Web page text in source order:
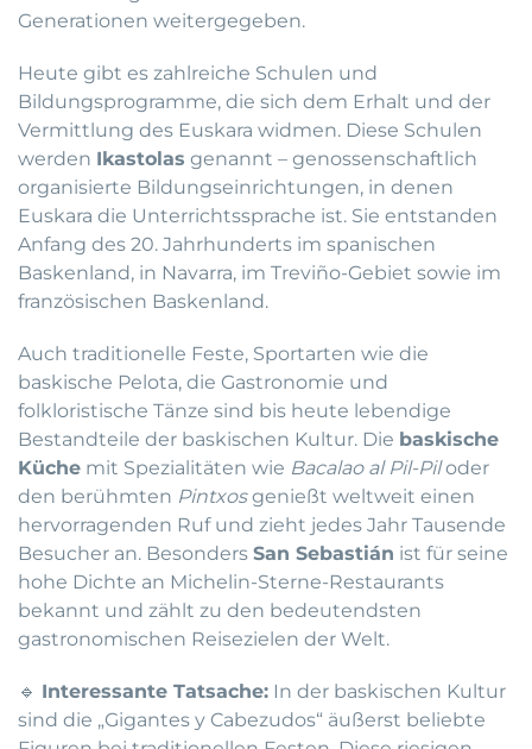
Generationen weitergegeben.
Heute gibt es zahlreiche Schulen und
Bildungsprogramme, die sich dem Erhalt und der
Vermittlung des Euskara widmen. Diese Schulen
werden Ikastolas genannt – genossenschaftlich
organisierte Bildungseinrichtungen, in denen
Euskara die Unterrichtssprache ist. Sie entstanden
Anfang des 20. Jahrhunderts im spanischen
Baskenland, in Navarra, im Treviño-Gebiet sowie im
französischen Baskenland.
Auch traditionelle Feste, Sportarten wie die
baskische Pelota, die Gastronomie und
folkloristische Tänze sind bis heute lebendige
Bestandteile der baskischen Kultur. Die baskische
Küche mit Spezialitäten wie Bacalao al Pil-Piloder
den berühmten Pintxosgenießt weltweit einen
hervorragenden Ruf und zieht jedes Jahr Tausende
Besucher an. Besonders San Sebastián ist für seine
hohe Dichte an Michelin-Sterne-Restaurants
bekannt und zählt zu den bedeutendsten
gastronomischen Reisezielen der Welt.
🔹 Interessante Tatsache: In der baskischen Kultur
sind die „Gigantes y Cabezudos“ äußerst beliebte